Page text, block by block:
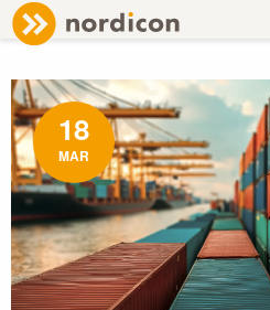
NEWS/ NORDICON NEWS
18
MAR